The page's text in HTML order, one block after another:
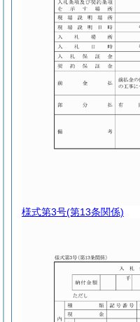
様式第3号(第13条関係)